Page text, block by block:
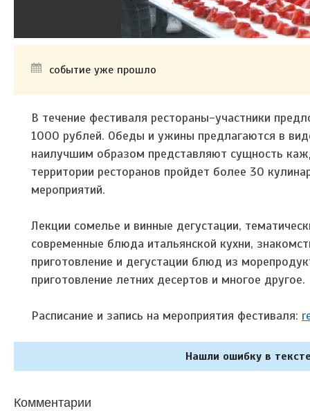
событие уже прошло
В течение фестиваля рестораны-участники
1000 рублей. Обеды и ужины предлагаются в
наилучшим образом представляют сущность
территории ресторанов пройдет более 30
мероприятий.
Лекции сомелье и винные дегустации,
современные блюда итальянской кухни,
приготовление и дегустации блюд из
приготовление летних десертов и многое другое.
Расписание и запись на мероприятия фестиваля:
Нашли ошибку в
Комментарии